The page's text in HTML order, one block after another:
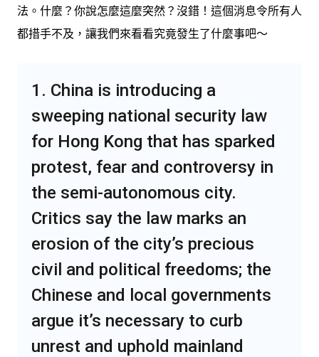
法。什麼？你說怎麼這麼突然？沒錯！這個消息令所有人
都措手不及，讓我們來看看究竟發生了什麼事吧～
1. China is introducing a
sweeping national security law
for Hong Kong that has sparked
protest, fear and controversy in
the semi-autonomous city.
Critics say the law marks an
erosion of the city’s precious
civil and political freedoms; the
Chinese and local governments
argue it’s necessary to curb
unrest and uphold mainland